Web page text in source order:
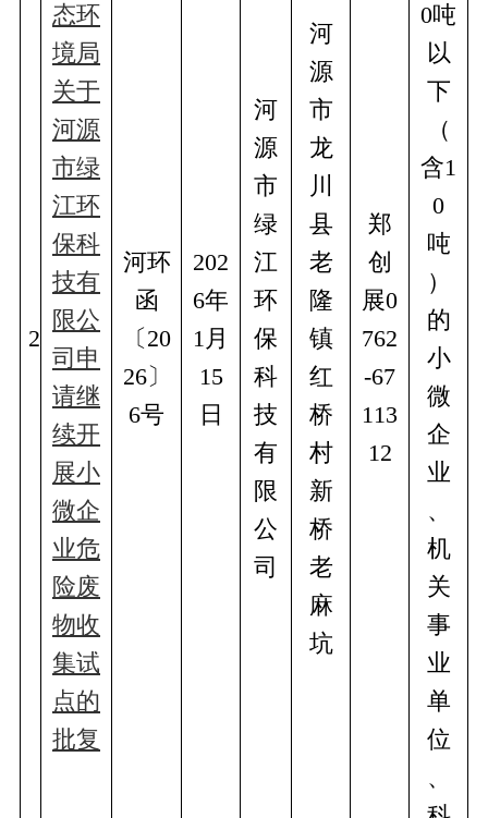
2
态环
境局
关于
河源
市绿
江环
保科
技有
限公
司申
请继
续开
展小
微企
业危
险废
物收
集试
点的
批复
河环
函
〔20
26〕
6号
202
6年
1月
15
日
河
源
市
绿
江
环
保
科
技
有
限
公
司
河
源
市
龙
川
县
老
隆
镇
红
桥
村
新
桥
老
麻
坑
郑
创
展0
762
-67
113
12
0吨
以
下
（
含1
0
吨
）
的
小
微
企
业
、
机
关
事
业
单
位
、